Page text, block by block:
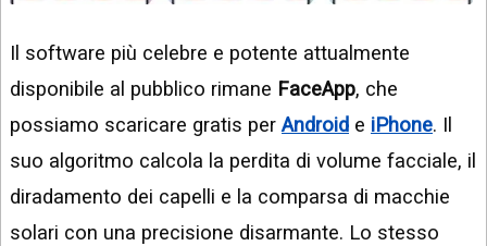
Il software più celebre e potente attualmente
disponibile al pubblico rimane FaceApp, che
possiamo scaricare gratis perAndroid e iPhone. Il
suo algoritmo calcola la perdita di volume facciale, il
diradamento dei capelli e la comparsa di macchie
solari con una precisione disarmante. Lo stesso